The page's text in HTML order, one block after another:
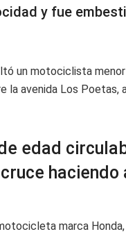
y fue
un motociclista
la avenida Los
edad
marca